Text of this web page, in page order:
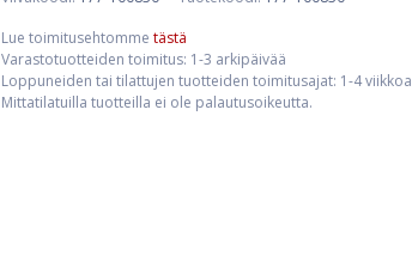
Lue toimitusehtomme tästä
Varastotuotteiden toimitus: 1-3 arkipäivää
Loppuneiden tai tilattujen tuotteiden toimitusajat: 1-4 viikkoa
Mittatilatuilla tuotteilla ei ole palautusoikeutta.